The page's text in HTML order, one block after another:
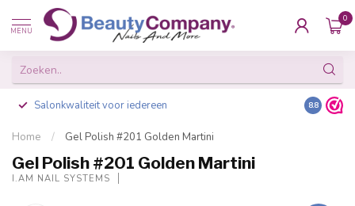
MENU
0
Salonkwaliteit voor iedereen Gratis
8.8
Home / Gel Polish #201 Golden Martini
Gel Polish #201 Golden Martini
I.AM NAIL SYSTEMS